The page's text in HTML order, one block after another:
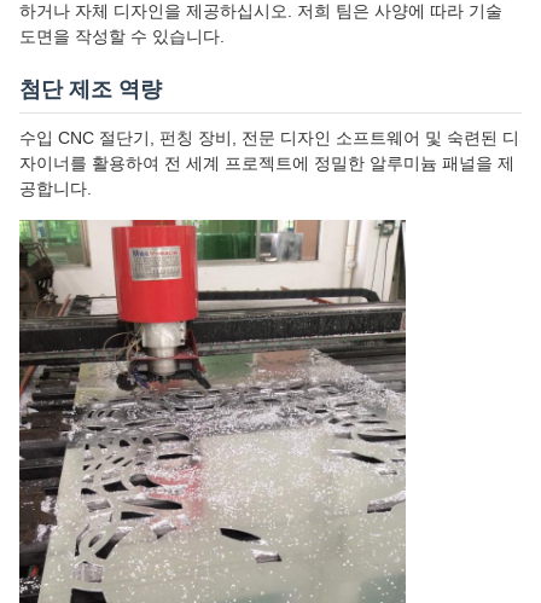
하거나 자체 디자인을 제공하십시오. 저희 팀은 사양에 따라 기술
도면을 작성할 수 있습니다.
첨단 제조 역량
수입 CNC 절단기, 펀칭 장비, 전문 디자인 소프트웨어 및 숙련된 디
자이너를 활용하여 전 세계 프로젝트에 정밀한 알루미늄 패널을 제
공합니다.